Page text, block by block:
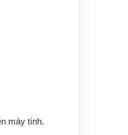
máy tính.